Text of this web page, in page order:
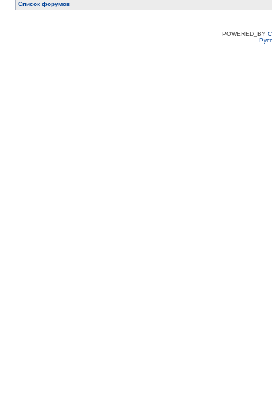
Список форумов
POWERED_BY